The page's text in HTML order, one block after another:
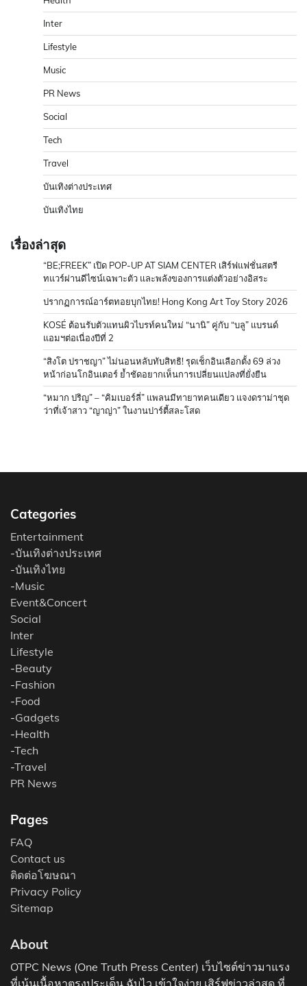
Inter
Lifestyle
Music
PR News
Social
Tech
Travel
บันเทิงต่างประเทศ
บันเทิงไทย
เรื่องล่าสุด
“BE;FREEK” เปิด POP-UP AT SIAM CENTER เสิร์ฟแฟชั่นสตรี
ทแวร์ผ่านดีไซน์เฉพาะตัว และพลังของการแต่งตัวอย่างอิสระ
ปรากฏการณ์อาร์ตทอยบุกไทย! Hong Kong Art Toy Story 2026
KOSÉ ต้อนรับตัวแทนผิวไบรท์คนใหม่ “นานิ” คู่กับ “บลู” แบรนด์
แอมฯต่อเนื่องปีที่ 2
“สิงโต ปราชญา” ไม่นอนหลับทับสิทธิ! รุดเช็กอินเลือกตั้ง 69 ล่วง
หน้าก่อนโกอินเตอร์ ย้ำชัดอยากเห็นการเปลี่ยนแปลงที่ยั่งยืน
“หมาก ปริญ” – “คิมเบอร์ลี่” แพลนมีทายาทคนเดียว แจงดราม่าชุด
ว่าที่เจ้าสาว “ญาญ่า” ในงานปาร์ตี้สละโสด
Categories
Entertainment
-บันเทิงต่างประเทศ
-บันเทิงไทย
-Music
Event&Concert
Social
Inter
Lifestyle
-Beauty
-Fashion
-Food
-Gadgets
-Health
-Tech
-Travel
PR News
Pages
FAQ
Contact us
ติดต่อโฆษณา
Privacy Policy
Sitemap
About
OTPC News (One Truth Press Center) เว็บไซต์ข่าวมาแรง
ที่เน้นเนื้อหาตรงประเด็น ฉับไว เข้าใจง่าย เสิร์ฟข่าวล่าสุด ที่